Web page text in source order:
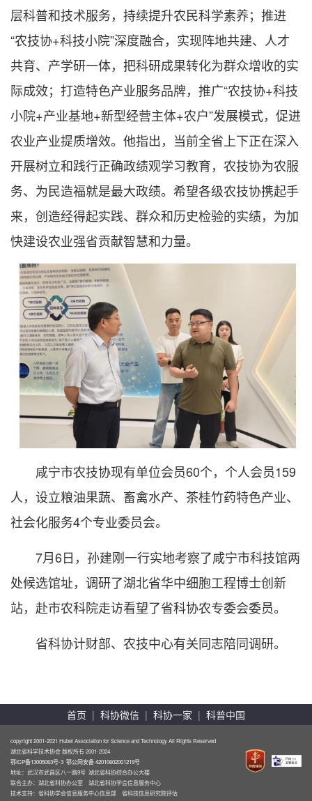
层科普和技术服务，持续提升农民科学素养；推进
“农技协+科技小院”深度融合，实现阵地共建、人才
共育、产学研一体，把科研成果转化为群众增收的实
际成效；打造特色产业服务品牌，推广“农技协+科技
小院+产业基地+新型经营主体+农户”发展模式，促进
农业产业提质增效。他指出，当前全省上下正在深入
开展树立和践行正确政绩观学习教育，农技协为农服
务、为民造福就是最大政绩。希望各级农技协携起手
来，创造经得起实践、群众和历史检验的实绩，为加
快建设农业强省贡献智慧和力量。
咸宁市农技协现有单位会员60个，个人会员159
人，设立粮油果蔬、畜禽水产、茶桂竹药特色产业、
社会化服务4个专业委员会。
7月6日，孙建刚一行实地考察了咸宁市科技馆两
处候选馆址，调研了湖北省华中细胞工程博士创新
站，赴市农科院走访看望了省科协农专委会委员。
省科协计财部、农技中心有关同志陪同调研。
首页 | 科协微信 | 科协一家 | 科普中国
copyright 2001-2021 Hubei Association for Science and Technology All Rights Reserved
湖北省科学技术协会 版权所有 2001-2024
鄂ICP备13005063号-3 鄂公网安备 42010602001219号
地址：武汉市武昌区八一路9号 湖北省科协综合办公大楼
联合主办：湖北省科协办公室 湖北省科协学会信息服务中心
技术支持：省科协学会信息服务中心信息部 省科技信息研究院评估